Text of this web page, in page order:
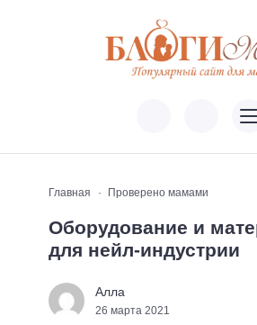
Главная Проверено мамами
Оборудование и
для нейл-индустрии
Алла
26 марта 2021